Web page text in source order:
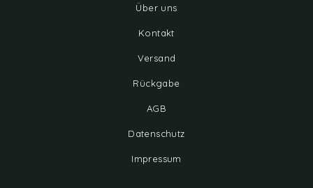
Über uns
Kontakt
Versand
Rückgabe
AGB
Datenschutz
Impressum